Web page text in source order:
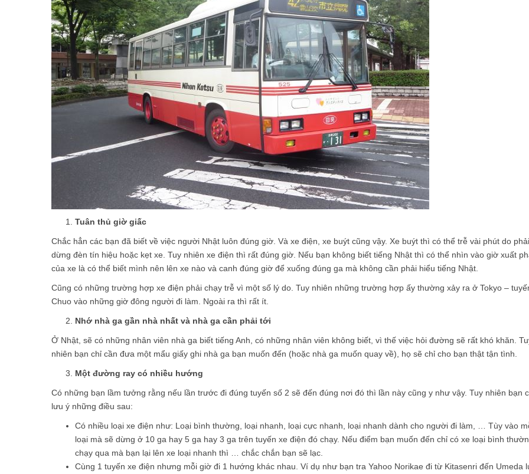
Tuân thủ giờ giấc
Chắc hẳn các bạn đã biết về việc người Nhật luôn đúng giờ. Và xe điện, xe buýt cũng vậy. Xe buýt thì có thể trễ vài phút do phải
dừng đèn tín hiệu hoặc kẹt xe. Tuy nhiên xe điện thì rất đúng giờ. Nếu bạn không biết tiếng Nhật thì có thể nhìn vào giờ xuất
của xe là có thể biết mình nên lên xe nào và canh đúng giờ để xuống đúng ga mà không cần phải hiểu tiếng Nhật.
Cũng có những trường hợp xe điện phải chạy trễ vì một số lý do. Tuy nhiên những trường hợp ấy thường xảy ra ở Tokyo –
Chuo vào những giờ đông người đi làm. Ngoài ra thì rất ít.
Nhớ nhà ga gần nhà nhất và nhà ga cần phải tới
Ở Nhật, sẽ có những nhân viên nhà ga biết tiếng Anh, có những nhân viên không biết, vì thế việc hỏi đường sẽ rất khó khăn.
nhiên bạn chỉ cần đưa một mẩu giấy ghi nhà ga bạn muốn đến (hoặc nhà ga muốn quay về), họ sẽ chỉ cho bạn thật tận tình.
Một đường ray có nhiều hướng
Có những bạn lầm tưởng rằng nếu lần trước đi đúng tuyến số 2 sẽ đến đúng nơi đó thì lần này cũng y như vậy. Tuy nhiên bạn
lưu ý những điều sau:
Có nhiều loại xe điện như: Loại bình thường, loại nhanh, loại cực nhanh, loại nhanh dành cho người đi làm, … Tùy vào
loại mà sẽ dừng ở 10 ga hay 5 ga hay 3 ga trên tuyến xe điện đó chạy. Nếu điểm bạn muốn đến chỉ có xe loại bình
chạy qua mà bạn lại lên xe loại nhanh thì … chắc chắn bạn sẽ lạc.
Cùng 1 tuyến xe điện nhưng mỗi giờ đi 1 hướng khác nhau. Ví dụ như bạn tra Yahoo Norikae đi từ Kitasenri đến Umeda